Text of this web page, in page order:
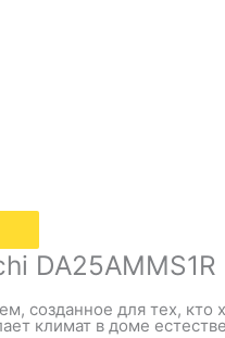
DA25AMMS1R
созданное для тех, кто
климат в доме